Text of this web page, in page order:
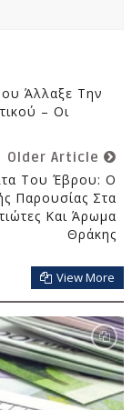
Άλλαξε Την
– Οι
Older Article
Του Έβρου: Ο
Παρουσίας Στα
Και Άρωμα
Θράκης
View More